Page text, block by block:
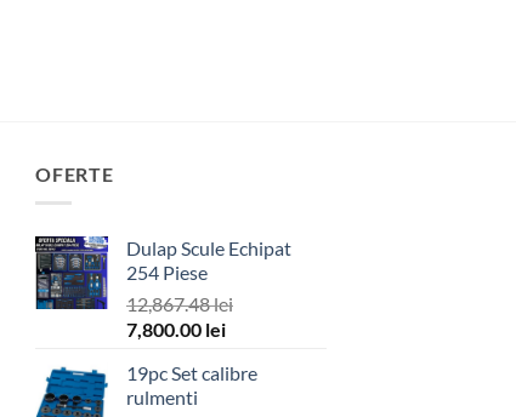
OFERTE
Dulap Scule Echipat
254 Piese
12,867.48lei
Prețul
a
fost:
7,800.00 leiPrețul
este:
19pc Set calibre
rulmenti